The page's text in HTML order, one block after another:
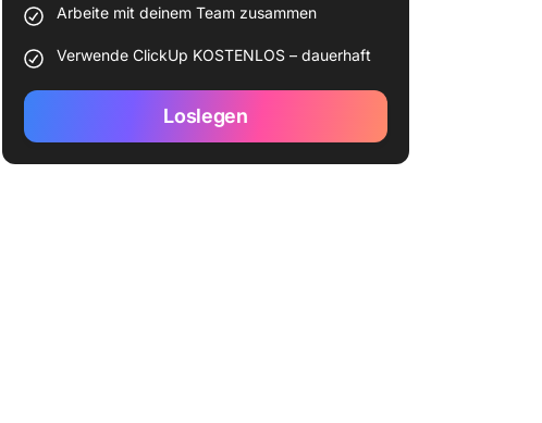
Arbeite mit deinem Team zusammen
Verwende ClickUp KOSTENLOS – dauerhaft
Loslegen